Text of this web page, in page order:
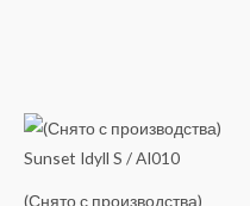
(Снято с производства)